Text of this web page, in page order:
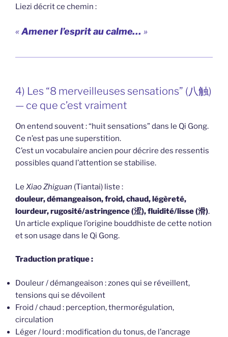
Liezi décrit ce chemin :
«Amener l’esprit au calme… »
4) Les “8 merveilleuses sensations” (八触)
— ce que c’est vraiment
On entend souvent : “huit sensations” dans le Qi Gong.
Ce n’est pas une superstition.
C’est un vocabulaire ancien pour décrire des ressentis
possibles quand l’attention se stabilise.
Le Xiao Zhiguan (Tiantai) liste :
douleur, démangeaison, froid, chaud, légèreté,
lourdeur, rugosité/astringence (涩), fluidité/lisse (滑).
Un article explique l’origine bouddhiste de cette notion
et son usage dans le Qi Gong.
Traduction pratique :
Douleur / démangeaison : zones qui se réveillent,
tensions qui se dévoilent
Froid / chaud : perception, thermorégulation,
circulation
Léger / lourd : modification du tonus, de l’ancrage